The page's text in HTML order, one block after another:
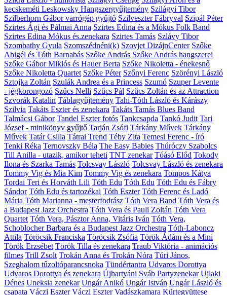
kecskeméti Leskowsky Hangszergyűjtemény Szilágyi Tibor
Szilberhorn Gábor varrógép gyűjtő Szilveszter Fábryval Szipál Péter
Szirtes Ági és Pálmai Anna Szirtes Edina és a Mókus Folk Band
Szirtes Edina Mókus és.zenekara Szirtes Tamás Szlávy Tibor
Szombathy Gyula Szomszédnéni(k) Szovjet DizájnCenter Szőke
Abigél és Tóth Barnabás Szőke András Szőke András hangszerei
Szőke Gábor Miklós és Hauer Berta Szőke Nikoletta - énekesnő
Szőke Nikoletta Quartet Szőke Péter Szőnyi Ferenc Szörényi László
Sztojka Zoltán Szulák Andrea és a Princess Szumó Szuper Levente
- jégkorongozó Szűcs Nelli Szűcs Pál Szűcs Zoltán és az Attraction
Szvorák Katalin Táblagyűjtemény Tahi-Tóth László és Kárászy
Szilvia Takáts Eszter és zenekara Takáts Tamás Blues Band
Talmácsi Gábor Tandel Eszter fotós Tankcsapda Tankó Judit Tari
József - minikönyv gyűjtő Tarján Zsófi Tárkány Művek Tárkány
Művek Tatár Csilla Tátrai Trend Téby Zita Temesi Ferenc - író
Tenki Réka Ternovszky Béla The Easy Babies Thúróczy Szabolcs
Till Anilla - utazik, amikor teheti TNT zenekar Tóásó Előd Tokody
Ilona és Szarka Tamás Tolcsvay László Tolcsvay László és zenekara
Tommy Vig és Mia Kim Tommy Vig és zenekara Tompos Kátya
Tordai Teri és Horváth Lili Tóth Edu Tóth Edu Tóth Edu és Fábry
Sándor Tóth Edu és tartozékai Tóth Eszter Tóth Ferenc és Ladó
Mária Tóth Marianna - mesterfodrász Tóth Vera Band Tóth Vera és
a Budapest Jazz Orchestra Tóth Vera és Pauli Zoltán Tóth Vera
Quartet Tóth Vera, Pásztor Anna, Vitáris Iván Tóth Vera,
Schoblocher Barbara és a Budapest Jazz Orchestra Tóth-Laboncz
Attila Töröcsik Franciska Töröcsik Zsófia Török Ádám és a Mini
Török Erzsébet Török Tilla és zenekara Traub Viktória - animációs
filmes Trill Zsolt Trokán Anna és Trokán Nóra Túri János,
Szeghalom tűzoltóparancsnoka Tündértantra Udvaros Dorottya
Udvaros Dorottya és zenekara Újhartyáni Sváb Partyzenekar Ujlaki
Dénes Uneksia zenekar Ungár Anikó Ungár István Ungár László és
csapata Váczi Eszter Váczi Eszter Vadászkamara Kürtegyüttese